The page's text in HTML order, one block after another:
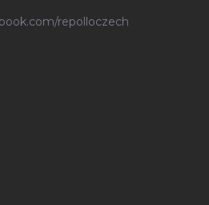
repolloczech